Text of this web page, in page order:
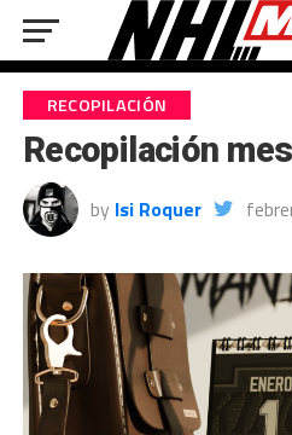
RECOPILACIÓN
Recopilación
by Isi Roquer